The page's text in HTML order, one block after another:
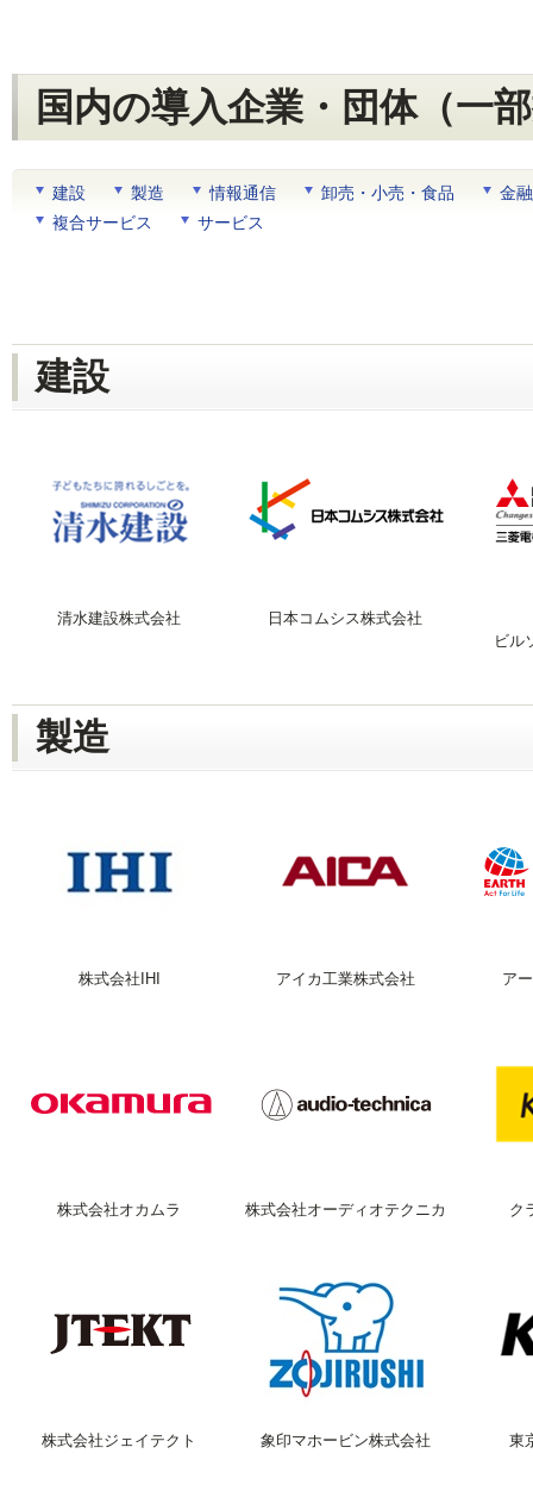
国内の導入企業・団体（一
建設 製造 情報通信 卸売・小売・食品
金
複合サービス
サービス
建設
清水建設株式会社
日本コムシス株式会社
ビル
製造
株式会社IHI アイカ工業株式会社 ア
株式会社オカムラ 株式会社オーディオテクニカ ク
株式会社ジェイテクト 象印マホービン株式会社 東